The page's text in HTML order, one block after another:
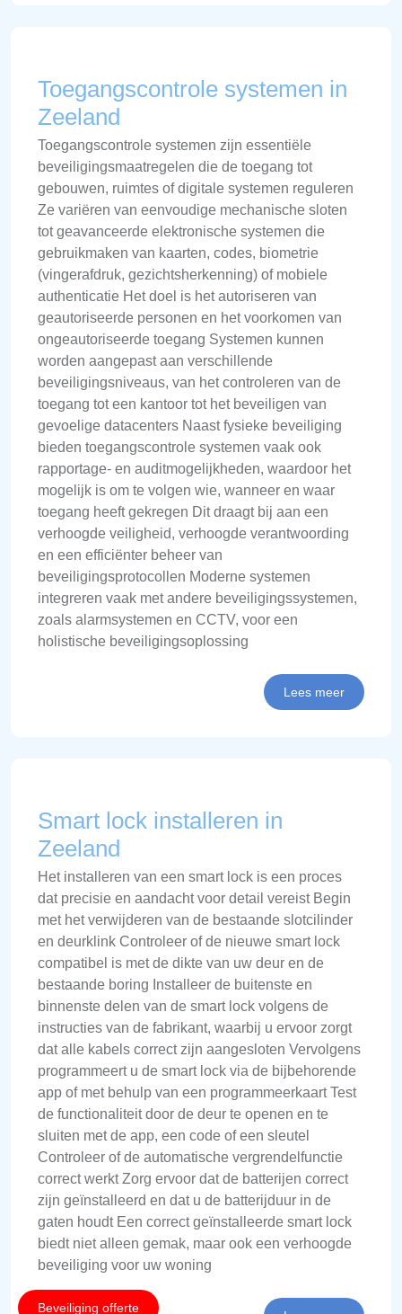
Toegangscontrole systemen in
Zeeland
Toegangscontrole systemen zijn essentiële
beveiligingsmaatregelen die de toegang tot
gebouwen, ruimtes of digitale systemen reguleren
Ze variëren van eenvoudige mechanische sloten
tot geavanceerde elektronische systemen die
gebruikmaken van kaarten, codes, biometrie
(vingerafdruk, gezichtsherkenning) of mobiele
authenticatie Het doel is het autoriseren van
geautoriseerde personen en het voorkomen van
ongeautoriseerde toegang Systemen kunnen
worden aangepast aan verschillende
beveiligingsniveaus, van het controleren van de
toegang tot een kantoor tot het beveiligen van
gevoelige datacenters Naast fysieke beveiliging
bieden toegangscontrole systemen vaak ook
rapportage- en auditmogelijkheden, waardoor het
mogelijk is om te volgen wie, wanneer en waar
toegang heeft gekregen Dit draagt bij aan een
verhoogde veiligheid, verhoogde verantwoording
en een efficiënter beheer van
beveiligingsprotocollen Moderne systemen
integreren vaak met andere beveiligingssystemen,
zoals alarmsystemen en CCTV, voor een
holistische beveiligingsoplossing
Lees meer
Smart lock installeren in
Zeeland
Het installeren van een smart lock is een proces
dat precisie en aandacht voor detail vereist Begin
met het verwijderen van de bestaande slotcilinder
en deurklink Controleer of de nieuwe smart lock
compatibel is met de dikte van uw deur en de
bestaande boring Installeer de buitenste en
binnenste delen van de smart lock volgens de
instructies van de fabrikant, waarbij u ervoor zorgt
dat alle kabels correct zijn aangesloten Vervolgens
programmeert u de smart lock via de bijbehorende
app of met behulp van een programmeerkaart Test
de functionaliteit door de deur te openen en te
sluiten met de app, een code of een sleutel
Controleer of de automatische vergrendelfunctie
correct werkt Zorg ervoor dat de batterijen correct
zijn geïnstalleerd en dat u de batterijduur in de
gaten houdt Een correct geïnstalleerde smart lock
biedt niet alleen gemak, maar ook een verhoogde
beveiliging voor uw woning
Beveiliging offerte